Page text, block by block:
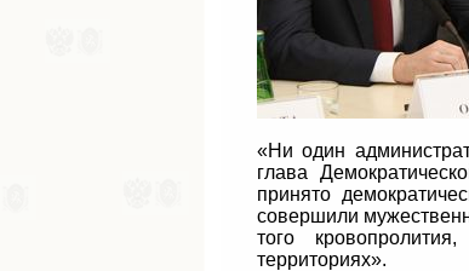
«Ни один
глава
принято
совершили
того
территориях».